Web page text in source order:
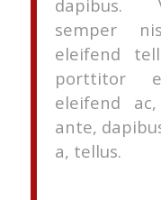
dapibus.
semper
eleifend
porttitor
eleifend
ante,
a, tellus.